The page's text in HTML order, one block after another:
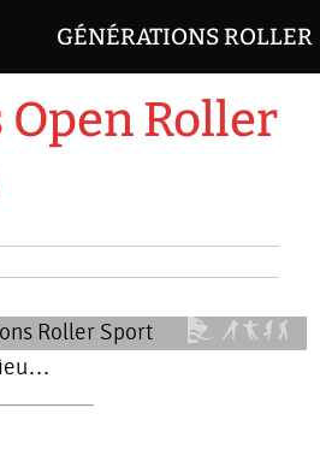
GÉNÉRATIONS ROLLER
Roller
Roller Sport